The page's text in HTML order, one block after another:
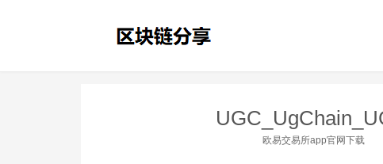
欧易交易所app官网下载